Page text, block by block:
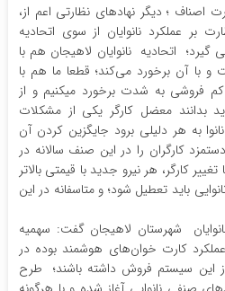
اصناف ؛ دیگر نهادهای نظارتی اعم از،
بر عملکرد نانوایان از سوی اتحادیه
اتحادیه نانوایان لاهیجان هم با
با آن برخورد می‌کند؛ قطعا ما هم با
فروشی به شدت برخورد میکنیم و از
بدانند معضل کارگر یکی از مشکلات
به هر دلیلی برود جایگزین کردن آن
کارگران را در این صنف سالانه در
کارگر، هر نیرو جدید با قیمتی بالاتر
باید تعطیل شود؛ و متاسفانه در این
شهرستان لاهیجان گفت: سهمیه
کارت خوان‌های هوشمند بوده در
از این سیستم فروش داشته باشند؛ طرح